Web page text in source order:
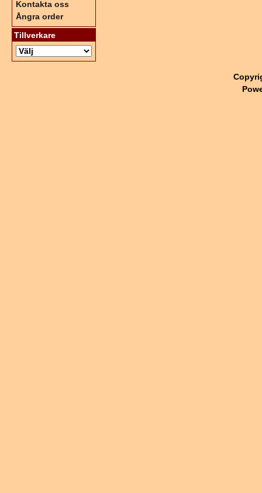
Kontakta oss
Ångra order
Tillverkare